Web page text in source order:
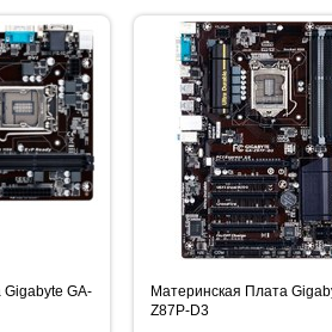
GA-
Материнская Плата
Z87P-D3